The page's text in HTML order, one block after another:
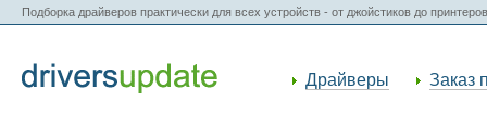
Подборка драйверов практически для всех устройств - от джойстиков до
Драйверы Заказ